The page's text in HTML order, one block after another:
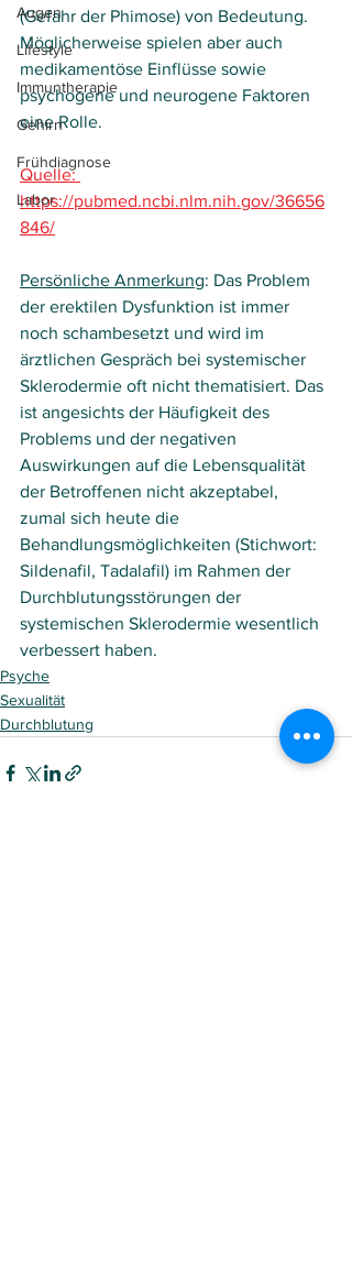
Augen
Lifestyle
Immuntherapie
Gehirn
Frühdiagnose
Labor
(Gefahr der Phimose) von Bedeutung.
Möglicherweise spielen aber auch
medikamentöse Einflüsse sowie
psychogene und neurogene Faktoren
eine Rolle.
Quelle:
https://pubmed.ncbi.nlm.nih.gov/36656
846/
Persönliche Anmerkung: Das Problem
der erektilen Dysfunktion ist immer
noch schambesetzt und wird im
ärztlichen Gespräch bei systemischer
Sklerodermie oft nicht thematisiert. Das
ist angesichts der Häufigkeit des
Problems und der negativen
Auswirkungen auf die Lebensqualität
der Betroffenen nicht akzeptabel,
zumal sich heute die
Behandlungsmöglichkeiten (Stichwort:
Sildenafil, Tadalafil) im Rahmen der
Durchblutungsstörungen der
systemischen Sklerodermie wesentlich
verbessert haben.
Psyche
Sexualität
Durchblutung